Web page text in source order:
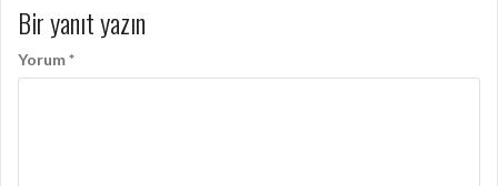
Bir yanıt yazın
Yorum*